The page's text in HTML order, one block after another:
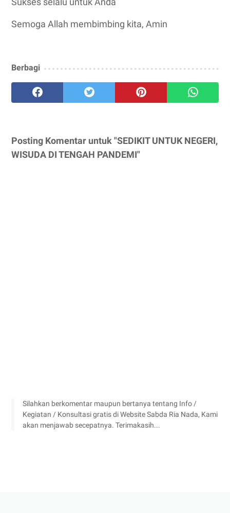
Semoga Allah membimbing kita, Amin
Berbagi
Posting Komentar untuk "SEDIKIT UNTUK NEGERI,
WISUDA DI TENGAH PANDEMI"
Silahkan berkomentar maupun bertanya tentang Info /
Kegiatan / Konsultasi gratis di Website Sabda Ria Nada, Kami
akan menjawab secepatnya. Terimakasih...